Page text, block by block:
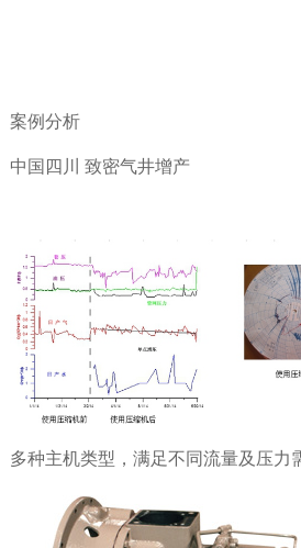
案例分析
中国四川 致密气井增产
多种主机类型，满足不同流量及压力